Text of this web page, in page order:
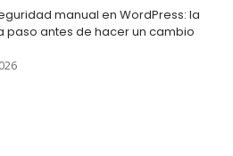
manual en WordPress: la
paso antes de hacer un cambio